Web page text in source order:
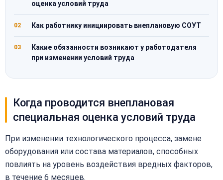
оценка условий труда
02 Как работнику инициировать внеплановую СОУТ
03
Какие обязанности возникают у работодателя
при изменении условий труда
Когда проводится внеплановая
специальная оценка условий труда
При изменении технологического процесса, замене
оборудования или состава материалов, способных
повлиять на уровень воздействия вредных факторов,
в течение 6 месяцев.